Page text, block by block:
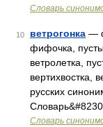
Словарь
10 ветрогонка —
фифочка,
ветролетка,
вертихвостка,
русских
Словарь